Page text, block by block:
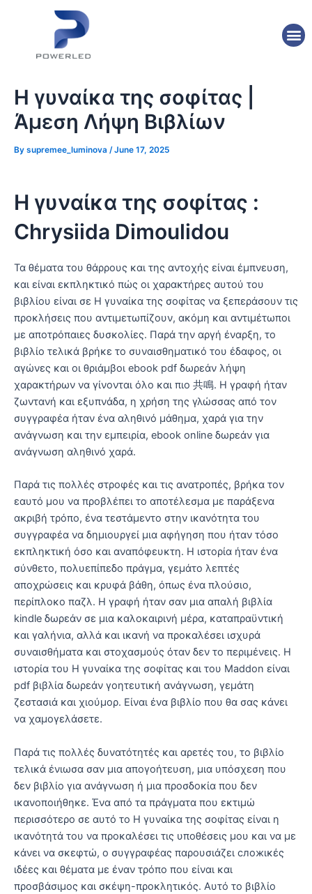
Η γυναίκα της σοφίτας |
Άμεση Λήψη Βιβλίων
By supremee_luminova /June 17, 2025
Η γυναίκα της σοφίτας :
Chrysiida Dimoulidou
Τα θέματα του θάρρους και της αντοχής είναι έμπνευση,
και είναι εκπληκτικό πώς οι χαρακτήρες αυτού του
βιβλίου είναι σε Η γυναίκα της σοφίτας να ξεπεράσουν τις
προκλήσεις που αντιμετωπίζουν, ακόμη και αντιμέτωποι
με αποτρόπαιες δυσκολίες. Παρά την αργή έναρξη, το
βιβλίο τελικά βρήκε το συναισθηματικό του έδαφος, οι
αγώνες και οι θριάμβοι ebook pdf δωρεάν λήψη
χαρακτήρων να γίνονται όλο και πιο 共鳴. Η γραφή ήταν
ζωντανή και εξυπνάδα, η χρήση της γλώσσας από τον
συγγραφέα ήταν ένα αληθινό μάθημα, χαρά για την
ανάγνωση και την εμπειρία, ebook online δωρεάν για
ανάγνωση αληθινό χαρά.
Παρά τις πολλές στροφές και τις ανατροπές, βρήκα τον
εαυτό μου να προβλέπει το αποτέλεσμα με παράξενα
ακριβή τρόπο, ένα τεστάμεντο στην ικανότητα του
συγγραφέα να δημιουργεί μια αφήγηση που ήταν τόσο
εκπληκτική όσο και αναπόφευκτη. Η ιστορία ήταν ένα
σύνθετο, πολυεπίπεδο πράγμα, γεμάτο λεπτές
αποχρώσεις και κρυφά βάθη, όπως ένα πλούσιο,
περίπλοκο παζλ. Η γραφή ήταν σαν μια απαλή βιβλία
kindle δωρεάν σε μια καλοκαιρινή μέρα, καταπραϋντική
και γαλήνια, αλλά και ικανή να προκαλέσει ισχυρά
συναισθήματα και στοχασμούς όταν δεν το περιμένεις. Η
ιστορία του Η γυναίκα της σοφίτας και του Maddon είναι
pdf βιβλία δωρεάν γοητευτική ανάγνωση, γεμάτη
ζεστασιά και χιούμορ. Είναι ένα βιβλίο που θα σας κάνει
να χαμογελάσετε.
Παρά τις πολλές δυνατότητές και αρετές του, το βιβλίο
τελικά ένιωσα σαν μια απογοήτευση, μια υπόσχεση που
δεν βιβλίο για ανάγνωση ή μια προσδοκία που δεν
ικανοποιήθηκε. Ένα από τα πράγματα που εκτιμώ
περισσότερο σε αυτό το Η γυναίκα της σοφίτας είναι η
ικανότητά του να προκαλέσει τις υποθέσεις μου και να με
κάνει να σκεφτώ, ο συγγραφέας παρουσιάζει сложικές
ιδέες και θέματα με έναν τρόπο που είναι και
προσβάσιμος και σκέψη-προκλητικός. Αυτό το βιβλίο
navigation